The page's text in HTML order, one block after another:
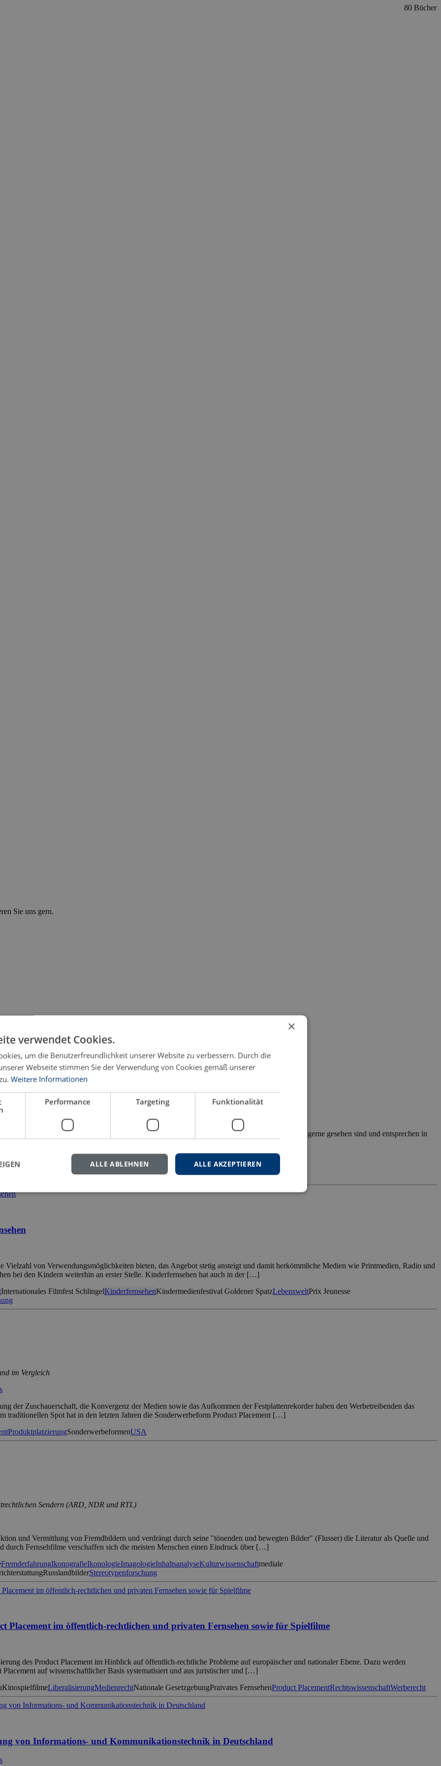
80 Bücher
Sie uns gern.
Jahrhundert
berichtet, dass deutsche Facharbeiter im Ausland aufgrund ihrer Qualifikation als Arbeitnehmer gerne gesehen sind und entsprechen in
der beruflichen Ausbildung gibt, […]
FortbildungsschuleGeschichteSeefahrtschule Sonntagsschule
von Verwendungsmöglichkeiten bieten, das Angebot stetig ansteigt und damit herkömmliche Medien wie Printmedien, Radio und
bei den Kindern weiterhin an erster Stelle. Kinderfernsehen hat auch in der […]
Internationales Filmfest SchlingelKinderfernsehenKindermedienfestival Goldener SpatzLebensweltPrix Jeunesse
im Vergleich
der Zuschauerschaft, die Konvergenz der Medien sowie das Aufkommen der Festplattenrekorder haben den Werbetreibenden das
traditionellen Spot hat in den letzten Jahren die Sonderwerbeform Product Placement […]
ProduktplatzierungSonderwerbeformenUSA
Sendern (ARD, NDR und RTL)
und Vermittlung von Fremdbildern und verdrängt durch seine "tönenden und bewegten Bilder" (Flusser) die Literatur als Quelle und
durch Fernsehfilme verschaffen sich die meisten Menschen einen Eindruck über […]
FremderfahrungIkonografieIkonologieImagologieInhaltsanalyseKulturwissenschaftmediale
RusslandbilderStereotypenforschung
im öffentlich-rechtlichen und privaten Fernsehen sowie für Spielfilme
des Product Placement im Hinblick auf öffentlich-rechtliche Probleme auf europäischer und nationaler Ebene. Dazu werden
auf wissenschaftlicher Basis systematisiert und aus juristischer und […]
KinospielfilmeLiberalisierungMedienrechtNationale GesetzgebungPraivates FernsehenProduct PlacementRechtswissenschaftWerberecht
von Informations- und Kommunikationstechnik in Deutschland
×
verwendet Cookies.
um die Benutzerfreundlichkeit unserer Website zu verbessern. Durch die
Webseite stimmen Sie der Verwendung von Cookies gemäß unserer
Weitere Informationen
Performance Targeting Funktionalität
ALLE AKZEPTIEREN
ALLE ABLEHNEN